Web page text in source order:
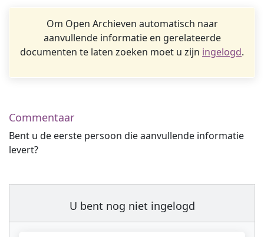
Om Open Archieven automatisch naar
aanvullende informatie en gerelateerde
documenten te laten zoeken moet u zijn ingelogd.
Commentaar
Bent u de eerste persoon die aanvullende informatie
levert?
U bent nog niet ingelogd